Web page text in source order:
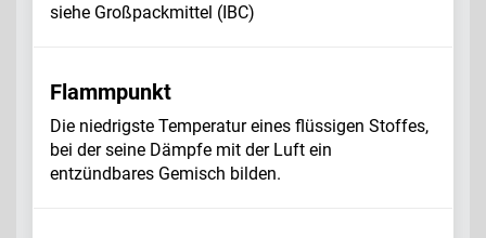
siehe Großpackmittel (IBC)
Flammpunkt
Die niedrigste Temperatur eines flüssigen Stoffes,
bei der seine Dämpfe mit der Luft ein
entzündbares Gemisch bilden.